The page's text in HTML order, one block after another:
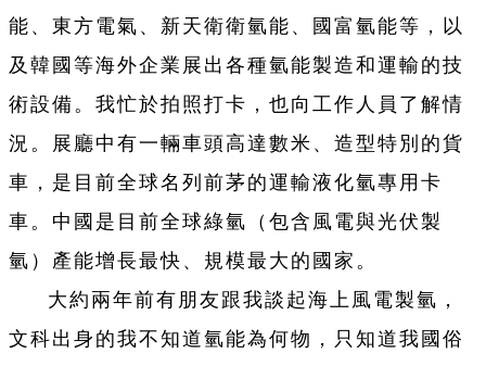
能、東方電氣、新天衛衛氫能、國富氫能等，以
及韓國等海外企業展出各種氫能製造和運輸的技
術設備。我忙於拍照打卡，也向工作人員了解情
況。展廳中有一輛車頭高達數米、造型特別的貨
車，是目前全球名列前茅的運輸液化氫專用卡
車。中國是目前全球綠氫（包含風電與光伏製
氫）產能增長最快、規模最大的國家。
大約兩年前有朋友跟我談起海上風電製氫，
文科出身的我不知道氫能為何物，只知道我國俗